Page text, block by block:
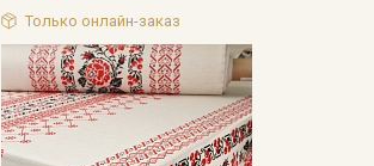
Только онлайн-заказ